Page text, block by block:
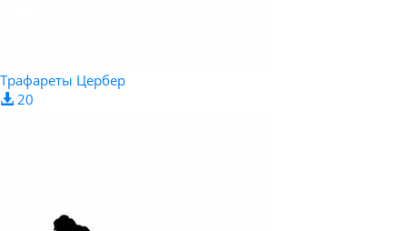
Трафареты Цербер
20